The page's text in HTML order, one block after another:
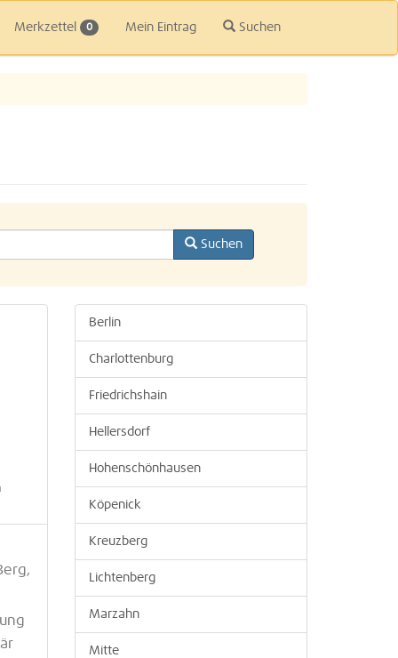
Merkzettel 0 Mein Eintrag Suchen
Suchen
Berlin
Charlottenburg
Friedrichshain
Hellersdorf
Hohenschönhausen
Köpenick
Kreuzberg
Lichtenberg
Marzahn
Mitte